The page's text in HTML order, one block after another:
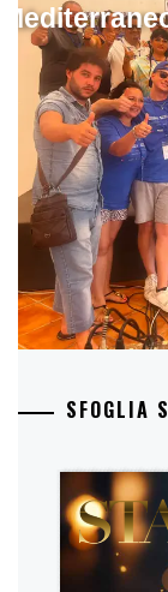
SFOGLIA